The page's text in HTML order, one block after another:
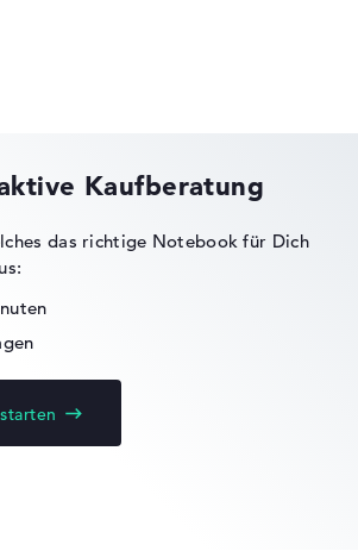
Lenovo Yoga
Kaufberatung
das richtige Notebook für Dich